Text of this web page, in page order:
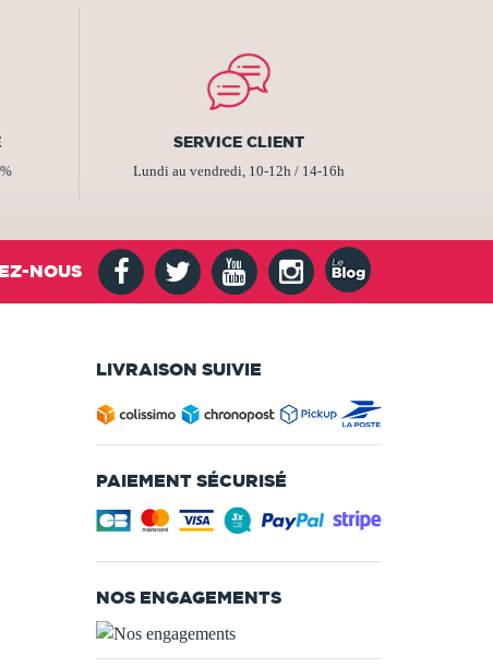
SERVICE CLIENT
Lundi au vendredi, 10-12h / 14-16h
NOUS
LIVRAISON SUIVIE
PAIEMENT SÉCURISÉ
NOS ENGAGEMENTS